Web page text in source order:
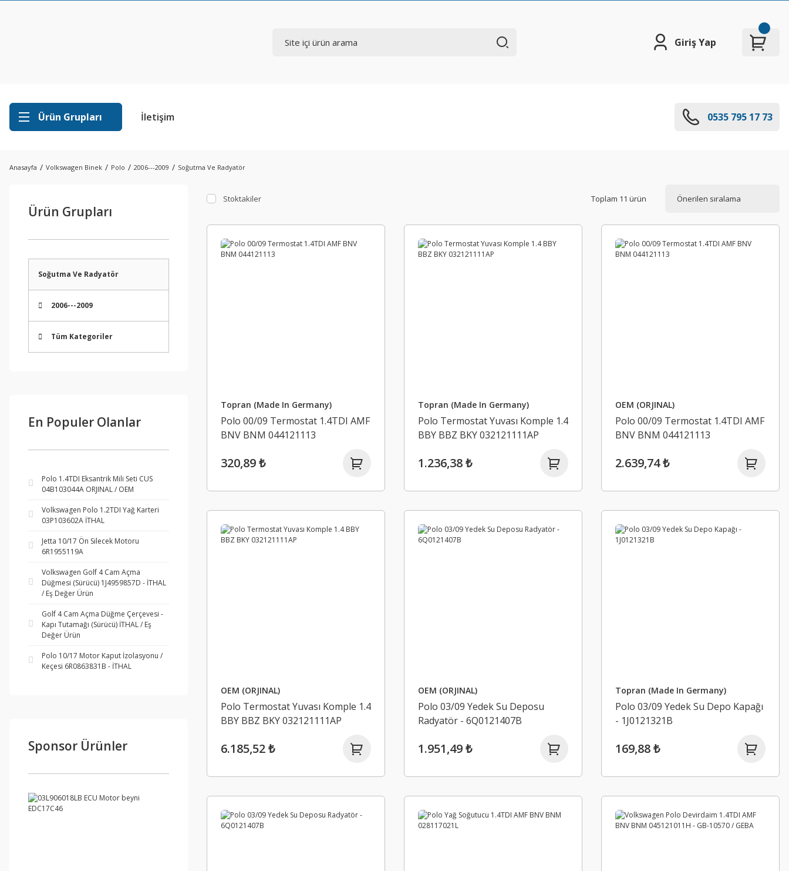
Giriş Yap
Ürün Grupları İletişim 0535 795 17 73
Anasayfa Volkswagen Binek Polo 2006---2009 Soğutma Ve Radyatör
Ürün Grupları
Soğutma Ve Radyatör
2006---2009
Tüm Kategoriler
En Populer Olanlar
Polo 1.4TDI Eksantrik Mili Seti CUS
04B103044A ORJINAL / OEM
Volkswagen Polo 1.2TDI Yağ Karteri
03P103602A İTHAL
Jetta 10/17 Ön Silecek Motoru
6R1955119A
Volkswagen Golf 4 Cam Açma
Düğmesi (Sürücü) 1J4959857D - İTHAL
/ Eş Değer Ürün
Golf 4 Cam Açma Düğme Çerçevesi -
Kapı Tutamağı (Sürücü) İTHAL / Eş
Değer Ürün
Polo 10/17 Motor Kaput İzolasyonu /
Keçesi 6R0863831B - İTHAL
Sponsor Ürünler
Stoktakiler Toplam 11 ürün
Topran (Made In Germany)
Polo 00/09 Termostat 1.4TDI AMF
BNV BNM 044121113
320,89 ₺
Topran (Made In Germany)
Polo Termostat Yuvası Komple 1.4
BBY BBZ BKY 032121111AP
1.236,38 ₺
OEM (ORJINAL)
Polo 00/09 Termostat 1.4TDI AMF
BNV BNM 044121113
2.639,74 ₺
OEM (ORJINAL)
Polo Termostat Yuvası Komple 1.4
BBY BBZ BKY 032121111AP
6.185,52 ₺
OEM (ORJINAL)
Polo 03/09 Yedek Su Deposu
Radyatör - 6Q0121407B
1.951,49 ₺
Topran (Made In Germany)
Polo 03/09 Yedek Su Depo Kapağı
- 1J0121321B
169,88 ₺